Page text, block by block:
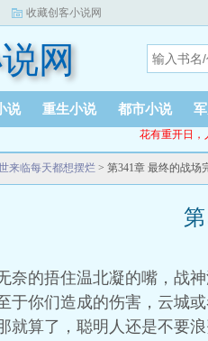
收藏创客小说网
网
说 重生小说 都市小说
花有重开日，
来临每天都想摆烂 > 第341章 最终的战场
奈的捂住温北凝的嘴，战
于你们造成的伤害，云城
就算了，聪明人还是不要